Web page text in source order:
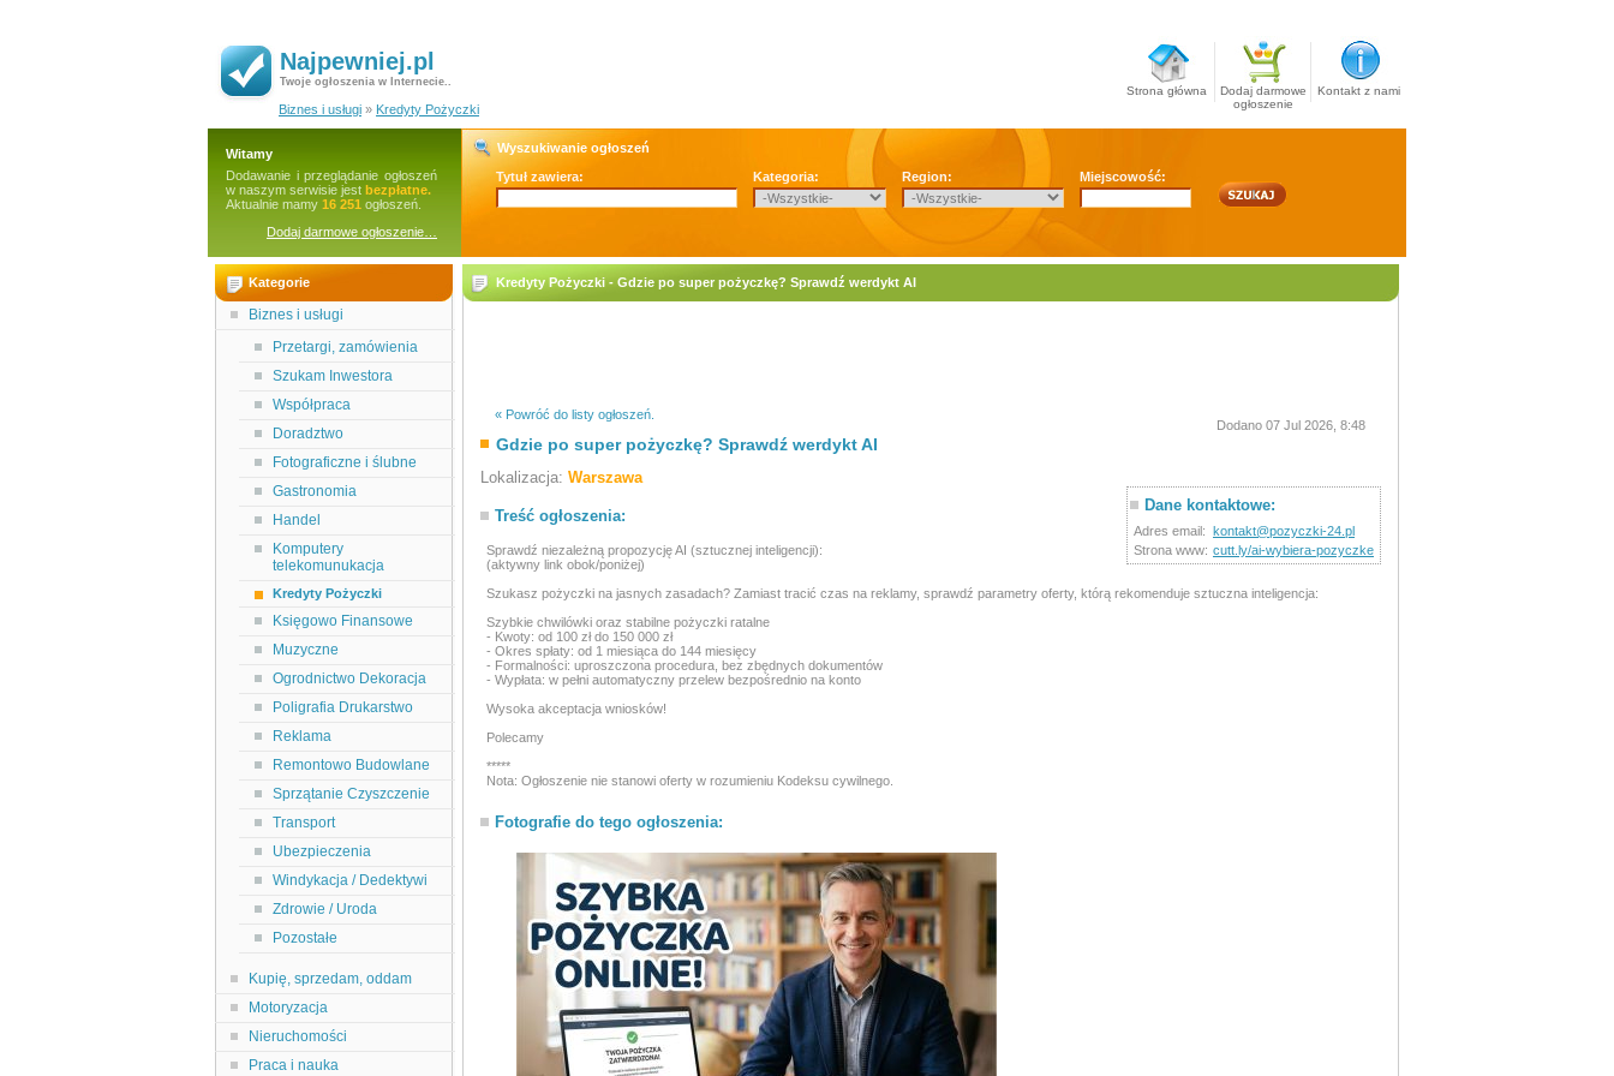
Najpewniej.pl
Twoje ogłoszenia w Internecie..
Strona główna
Dodaj darmowe
ogłoszenie
Kontakt z nami
Biznes i usługi » Kredyty Pożyczki
Witamy
Dodawanie i przeglądanie ogłoszeń
w naszym serwisie jest bezpłatne.
Aktualnie mamy 16 251 ogłoszeń.
Dodaj darmowe ogłoszenie…
Wyszukiwanie ogłoszeń
Tytuł zawiera:
Kategoria: Region: Miejscowość:
Kategorie
Biznes i usługi
Przetargi, zamówienia
Szukam Inwestora
Współpraca
Doradztwo
Fotograficzne i ślubne
Gastronomia
Handel
Komputery
telekomunukacja
Kredyty Pożyczki
Księgowo Finansowe
Muzyczne
Ogrodnictwo Dekoracja
Poligrafia Drukarstwo
Reklama
Remontowo Budowlane
Sprzątanie Czyszczenie
Transport
Ubezpieczenia
Windykacja / Dedektywi
Zdrowie / Uroda
Pozostałe
Kupię, sprzedam, oddam
Motoryzacja
Nieruchomości
Praca i nauka
Kredyty Pożyczki - Gdzie po super pożyczkę? Sprawdź werdykt AI
« Powróć do listy ogłoszeń.
Gdzie po super pożyczkę? Sprawdź werdykt AI
Dodano 07 Jul 2026, 8:48
Lokalizacja: Warszawa
Dane kontaktowe:
Adres email: kontakt@pozyczki-24.pl
Strona www: cutt.ly/ai-wybiera-pozyczke
Treść ogłoszenia:
Sprawdź niezależną propozycję AI (sztucznej inteligencji):
(aktywny link obok/poniżej)
Szukasz pożyczki na jasnych zasadach? Zamiast tracić czas na reklamy, sprawdź parametry oferty, którą rekomenduje sztuczna inteligencja:
Szybkie chwilówki oraz stabilne pożyczki ratalne
- Kwoty: od 100 zł do 150 000 zł
- Okres spłaty: od 1 miesiąca do 144 miesięcy
- Formalności: uproszczona procedura, bez zbędnych dokumentów
- Wypłata: w pełni automatyczny przelew bezpośrednio na konto
Wysoka akceptacja wniosków!
Polecamy
*****
Nota: Ogłoszenie nie stanowi oferty w rozumieniu Kodeksu cywilnego.
Fotografie do tego ogłoszenia: